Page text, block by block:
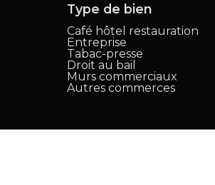
Type de bien
Café hôtel restauration
Entreprise
Tabac-presse
Droit au bail
Murs commerciaux
Autres commerces